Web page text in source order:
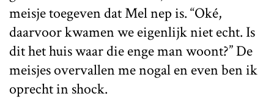
meisje toegeven dat Mel nep is. “Oké,
daarvoor kwamen we eigenlijk niet echt. Is
dit het huis waar die enge man woont?” De
meisjes overvallen me nogal en even ben ik
oprecht in shock.